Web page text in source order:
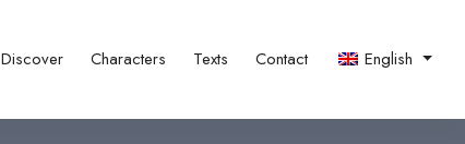
Discover Characters Texts Contact English